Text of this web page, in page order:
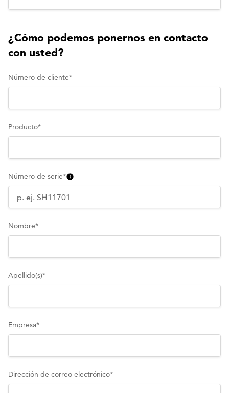
¿Cómo podemos ponernos en contacto
con usted?
Número de cliente*
Producto*
Número de serie*
Nombre*
Apellido(s)*
Empresa*
Dirección de correo electrónico*